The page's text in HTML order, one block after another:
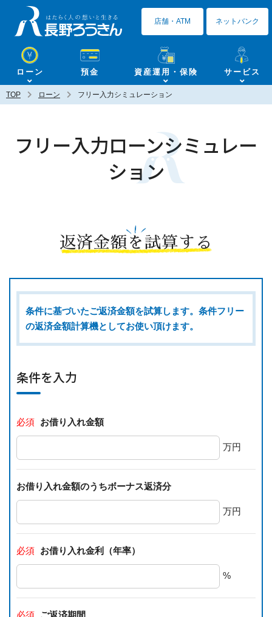
ローン 預金 資産運用・保険 サービス
店舗・ATM ネットバンク
TOP ローン フリー入力シミュレーション
フリー入力ローンシミュレー
ション
返済金額を試算する
条件に基づいたご返済金額を試算します。条件フリー
の返済金額計算機としてお使い頂けます。
条件を入力
必須 お借り入れ金額
万円
お借り入れ金額のうちボーナス返済分
万円
必須 お借り入れ金利（年率）
%
必須 ご返済期間